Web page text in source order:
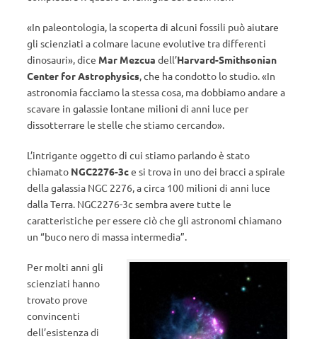
«In paleontologia, la scoperta di alcuni fossili può aiutare
gli scienziati a colmare lacune evolutive tra differenti
dinosauri», dice Mar Mezcua dell’Harvard-Smithsonian
Center for Astrophysics, che ha condotto lo studio. «In
astronomia facciamo la stessa cosa, ma dobbiamo andare a
scavare in galassie lontane milioni di anni luce per
dissotterrare le stelle che stiamo cercando».
L’intrigante oggetto di cui stiamo parlando è stato
chiamato NGC2276-3ce si trova in uno dei bracci a spirale
della galassia NGC 2276, a circa 100 milioni di anni luce
dalla Terra. NGC2276-3c sembra avere tutte le
caratteristiche per essere ciò che gli astronomi chiamano
un “buco nero di massa intermedia”.
Per molti anni gli
scienziati hanno
trovato prove
convincenti
dell’esistenza di